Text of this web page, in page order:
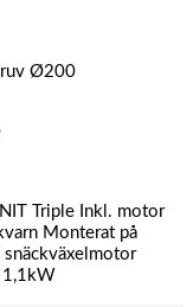
Ø200
Triple Inkl. motor
Monterat på
snäckväxelmotor